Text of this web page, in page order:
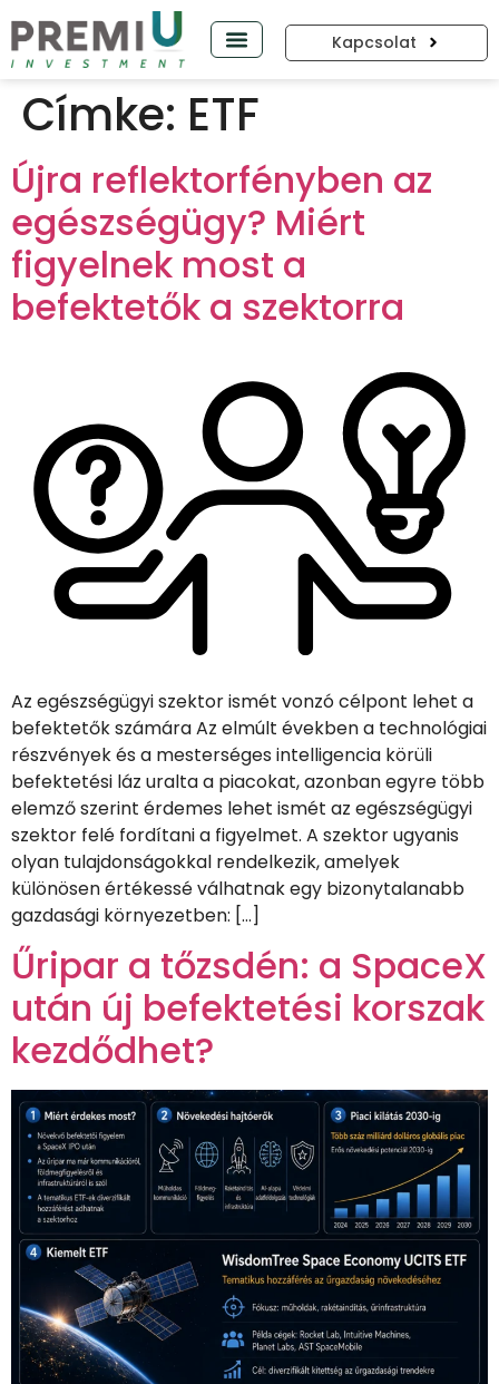
Kapcsolat
Címke: ETF
Újra reflektorfényben az
egészségügy? Miért
figyelnek most a
befektetők a szektorra
Az egészségügyi szektor ismét vonzó célpont lehet a
befektetők számára Az elmúlt években a technológiai
részvények és a mesterséges intelligencia körüli
befektetési láz uralta a piacokat, azonban egyre több
elemző szerint érdemes lehet ismét az egészségügyi
szektor felé fordítani a figyelmet. A szektor ugyanis
olyan tulajdonságokkal rendelkezik, amelyek
különösen értékessé válhatnak egy bizonytalanabb
gazdasági környezetben: […]
Űripar a tőzsdén: a SpaceX
után új befektetési korszak
kezdődhet?